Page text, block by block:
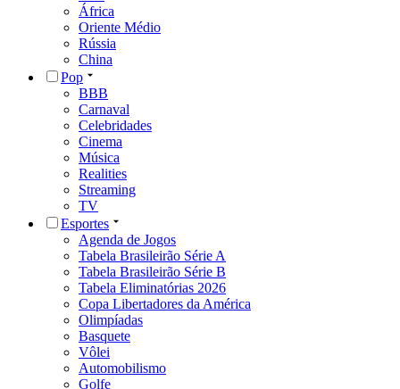
África
Oriente Médio
Rússia
China
Pop
BBB
Carnaval
Celebridades
Cinema
Música
Realities
Streaming
TV
Esportes
Agenda de Jogos
Tabela Brasileirão Série A
Tabela Brasileirão Série B
Tabela Eliminatórias 2026
Copa Libertadores da América
Olimpíadas
Basquete
Vôlei
Automobilismo
Golfe